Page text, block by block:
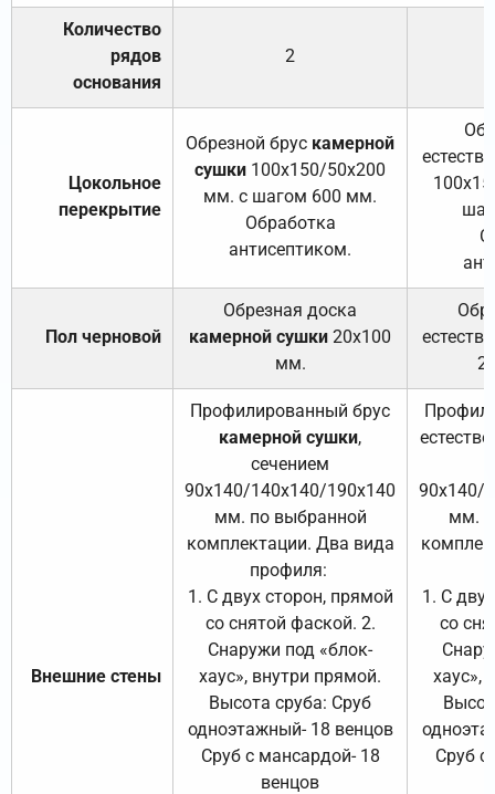
Количество
рядов
основания
2
Цокольное
перекрытие
Обрезной брус камерной
сушки 100х150/50х200
мм. с шагом 600 мм.
Обработка
антисептиком.
Пол черновой
Обрезная доска
камерной сушки 20х100
мм.
Внешние стены
Профилированный брус
камерной сушки,
сечением
90х140/140х140/190х140
мм. по выбранной
комплектации. Два вида
профиля:
1. С двух сторон, прямой
со снятой фаской. 2.
Снаружи под «блок-
хаус», внутри прямой.
Высота сруба: Сруб
одноэтажный- 18 венцов
Сруб с мансардой- 18
венцов
90х140/
мм.
1. С
со
хаус»,
Сруб с